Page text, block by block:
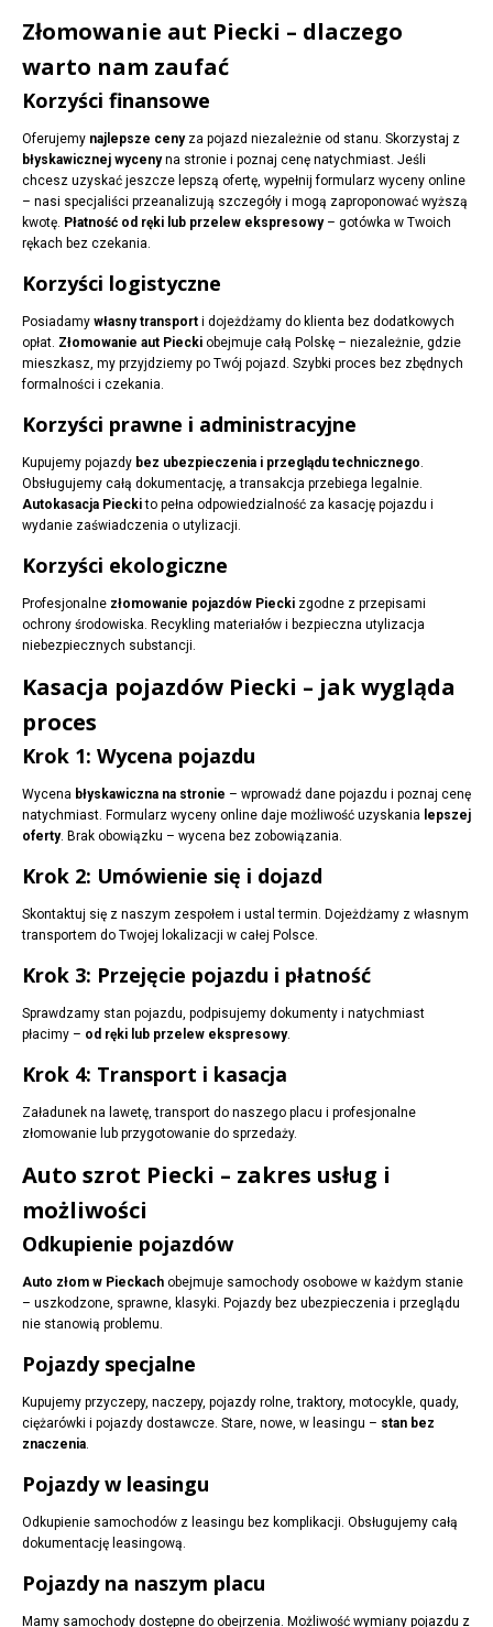
Złomowanie aut Piecki – dlaczego
warto nam zaufać
Korzyści finansowe
Oferujemy najlepsze cenyza pojazd niezależnie od stanu. Skorzystaj z
błyskawicznej wycenyna stronie i poznaj cenę natychmiast. Jeśli
chcesz uzyskać jeszcze lepszą ofertę, wypełnij formularz wyceny online
– nasi specjaliści przeanalizują szczegóły i mogą zaproponować wyższą
kwotę. Płatność od ręki lub przelew ekspresowy– gotówka w Twoich
rękach bez czekania.
Korzyści logistyczne
Posiadamy własny transport i dojeżdżamy do klienta bez dodatkowych
opłat. Złomowanie aut Piecki obejmuje całą Polskę – niezależnie, gdzie
mieszkasz, my przyjdziemy po Twój pojazd. Szybki proces bez zbędnych
formalności i czekania.
Korzyści prawne i administracyjne
Kupujemy pojazdy bez ubezpieczenia i przeglądu technicznego.
Obsługujemy całą dokumentację, a transakcja przebiega legalnie.
Autokasacja Pieckito pełna odpowiedzialność za kasację pojazdu i
wydanie zaświadczenia o utylizacji.
Korzyści ekologiczne
Profesjonalne złomowanie pojazdów Piecki zgodne z przepisami
ochrony środowiska. Recykling materiałów i bezpieczna utylizacja
niebezpiecznych substancji.
Kasacja pojazdów Piecki – jak wygląda
proces
Krok 1: Wycena pojazdu
Wycena błyskawiczna na stronie – wprowadź dane pojazdu i poznaj cenę
natychmiast. Formularz wyceny online daje możliwość uzyskania lepszej
oferty. Brak obowiązku – wycena bez zobowiązania.
Krok 2: Umówienie się i dojazd
Skontaktuj się z naszym zespołem i ustal termin. Dojeżdżamy z własnym
transportem do Twojej lokalizacji w całej Polsce.
Krok 3: Przejęcie pojazdu i płatność
Sprawdzamy stan pojazdu, podpisujemy dokumenty i natychmiast
płacimy – od ręki lub przelew ekspresowy.
Krok 4: Transport i kasacja
Załadunek na lawetę, transport do naszego placu i profesjonalne
złomowanie lub przygotowanie do sprzedaży.
Auto szrot Piecki – zakres usług i
możliwości
Odkupienie pojazdów
Auto złom w Pieckach obejmuje samochody osobowe w każdym stanie
– uszkodzone, sprawne, klasyki. Pojazdy bez ubezpieczenia i przeglądu
nie stanowią problemu.
Pojazdy specjalne
Kupujemy przyczepy, naczepy, pojazdy rolne, traktory, motocykle, quady,
ciężarówki i pojazdy dostawcze. Stare, nowe, w leasingu – stan bez
znaczenia.
Pojazdy w leasingu
Odkupienie samochodów z leasingu bez komplikacji. Obsługujemy całą
dokumentację leasingową.
Pojazdy na naszym placu
Mamy samochody dostępne do obejrzenia. Możliwość wymiany pojazdu z